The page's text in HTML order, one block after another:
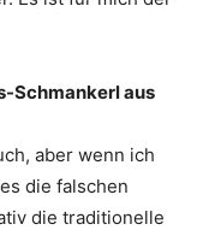
Schmankerl aus
aber wenn ich
die falschen
die traditionelle